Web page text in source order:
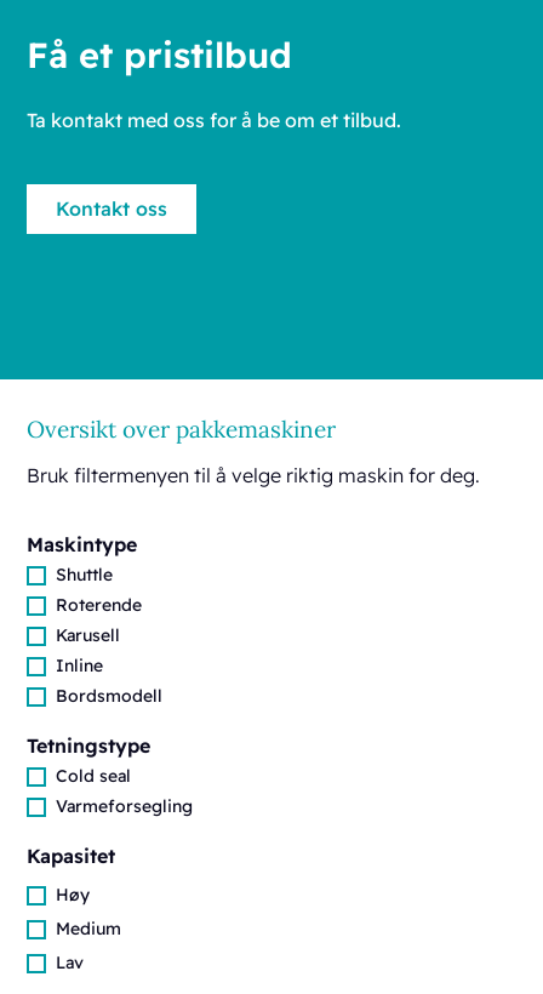
Få et pristilbud
Ta kontakt med oss for å be om et tilbud.
Kontakt oss
Oversikt over pakkemaskiner
Bruk filtermenyen til å velge riktig maskin for deg.
Maskintype
Shuttle
Roterende
Karusell
Inline
Bordsmodell
Tetningstype
Cold seal
Varmeforsegling
Kapasitet
Høy
Medium
Lav